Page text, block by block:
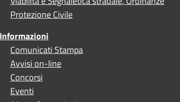
Protezione Civile
Informazioni
Comunicati Stampa
Avvisi on-line
Concorsi
Eventi